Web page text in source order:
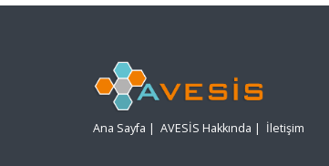
Ana Sayfa | AVESİS Hakkında | İletişim